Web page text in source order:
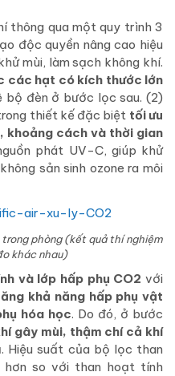
thông qua một quy trình 3
độc quyền nâng cao hiệu
mùi, làm sạch không khí.
các hạt có kích thước lớn
bộ đèn ở bước lọc sau. (2)
thiết kế đặc biệt tối ưu
khoảng cách và thời gian
phát UV-C, giúp khử
sản sinh ozone ra môi
trong phòng (kết quả thí nghiệm
khác nhau)
và lớp hấp phụ CO2với
khả năng hấp phụ vật
hóa học. Do đó, ở bước
gây mùi, thậm chí cả khí
Hiệu suất của bộ lọc than
so với than hoạt tính